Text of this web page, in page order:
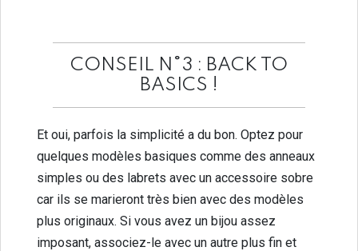
CONSEIL N°3 : BACK TO
BASICS !
Et oui, parfois la simplicité a du bon. Optez pour
quelques modèles basiques comme des anneaux
simples ou des labrets avec un accessoire sobre
car ils se marieront très bien avec des modèles
plus originaux. Si vous avez un bijou assez
imposant, associez-le avec un autre plus fin et